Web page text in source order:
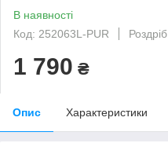
В наявності
Код: 252063L-PUR
Роздріб
1 790 ₴
Опис Характеристики